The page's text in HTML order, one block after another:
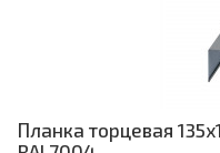
Планка торцевая